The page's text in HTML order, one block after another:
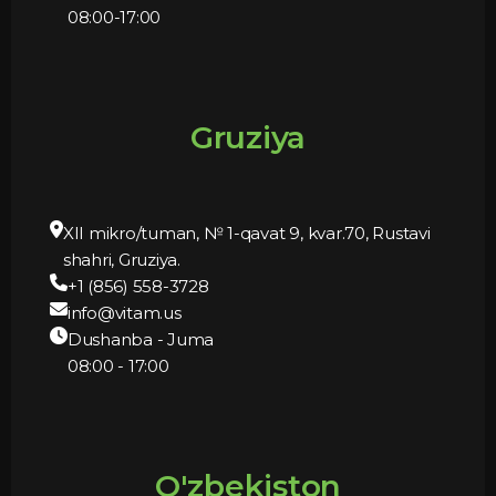
08:00-17:00
Gruziya
XII mikro/tuman, № 1-qavat 9, kvar.70, Rustavi
shahri, Gruziya.
+1 (856) 558-3728
info@vitam.us
Dushanba - Juma
08:00 - 17:00
O'zbekiston